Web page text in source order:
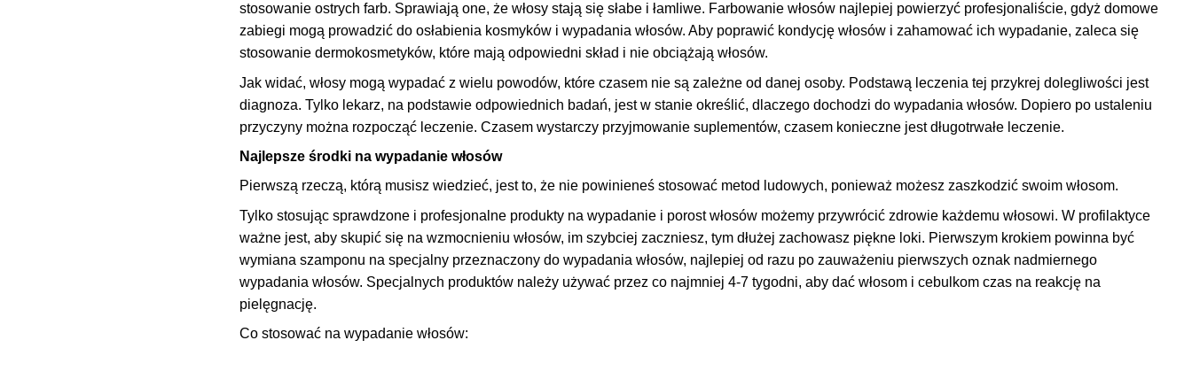
stosowanie ostrych farb. Sprawiają one, że włosy stają się słabe i łamliwe. Farbowanie włosów najlepiej powierzyć profesjonaliście, gdyż domowe
zabiegi mogą prowadzić do osłabienia kosmyków i wypadania włosów. Aby poprawić kondycję włosów i zahamować ich wypadanie, zaleca się
stosowanie dermokosmetyków, które mają odpowiedni skład i nie obciążają włosów.
Jak widać, włosy mogą wypadać z wielu powodów, które czasem nie są zależne od danej osoby. Podstawą leczenia tej przykrej dolegliwości jest
diagnoza. Tylko lekarz, na podstawie odpowiednich badań, jest w stanie określić, dlaczego dochodzi do wypadania włosów. Dopiero po ustaleniu
przyczyny można rozpocząć leczenie. Czasem wystarczy przyjmowanie suplementów, czasem konieczne jest długotrwałe leczenie.
Najlepsze środki na wypadanie włosów
Pierwszą rzeczą, którą musisz wiedzieć, jest to, że nie powinieneś stosować metod ludowych, ponieważ możesz zaszkodzić swoim włosom.
Tylko stosując sprawdzone i profesjonalne produkty na wypadanie i porost włosów możemy przywrócić zdrowie każdemu włosowi. W profilaktyce
ważne jest, aby skupić się na wzmocnieniu włosów, im szybciej zaczniesz, tym dłużej zachowasz piękne loki. Pierwszym krokiem powinna być
wymiana szamponu na specjalny przeznaczony do wypadania włosów, najlepiej od razu po zauważeniu pierwszych oznak nadmiernego
wypadania włosów. Specjalnych produktów należy używać przez co najmniej 4-7 tygodni, aby dać włosom i cebulkom czas na reakcję na
pielęgnację.
Co stosować na wypadanie włosów: